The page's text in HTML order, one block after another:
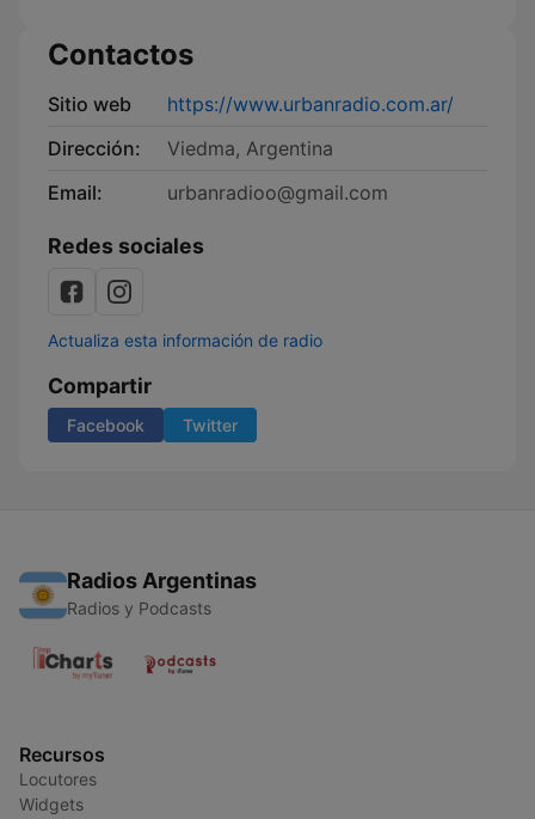
Contactos
Sitio web
https://www.urbanradio.com.ar/
Dirección:
Viedma, Argentina
Email:
urbanradioo@gmail.com
Redes sociales
Actualiza esta información de radio
Compartir
Facebook Twitter
Radios Argentinas
Radios y Podcasts
Recursos
Locutores
Widgets